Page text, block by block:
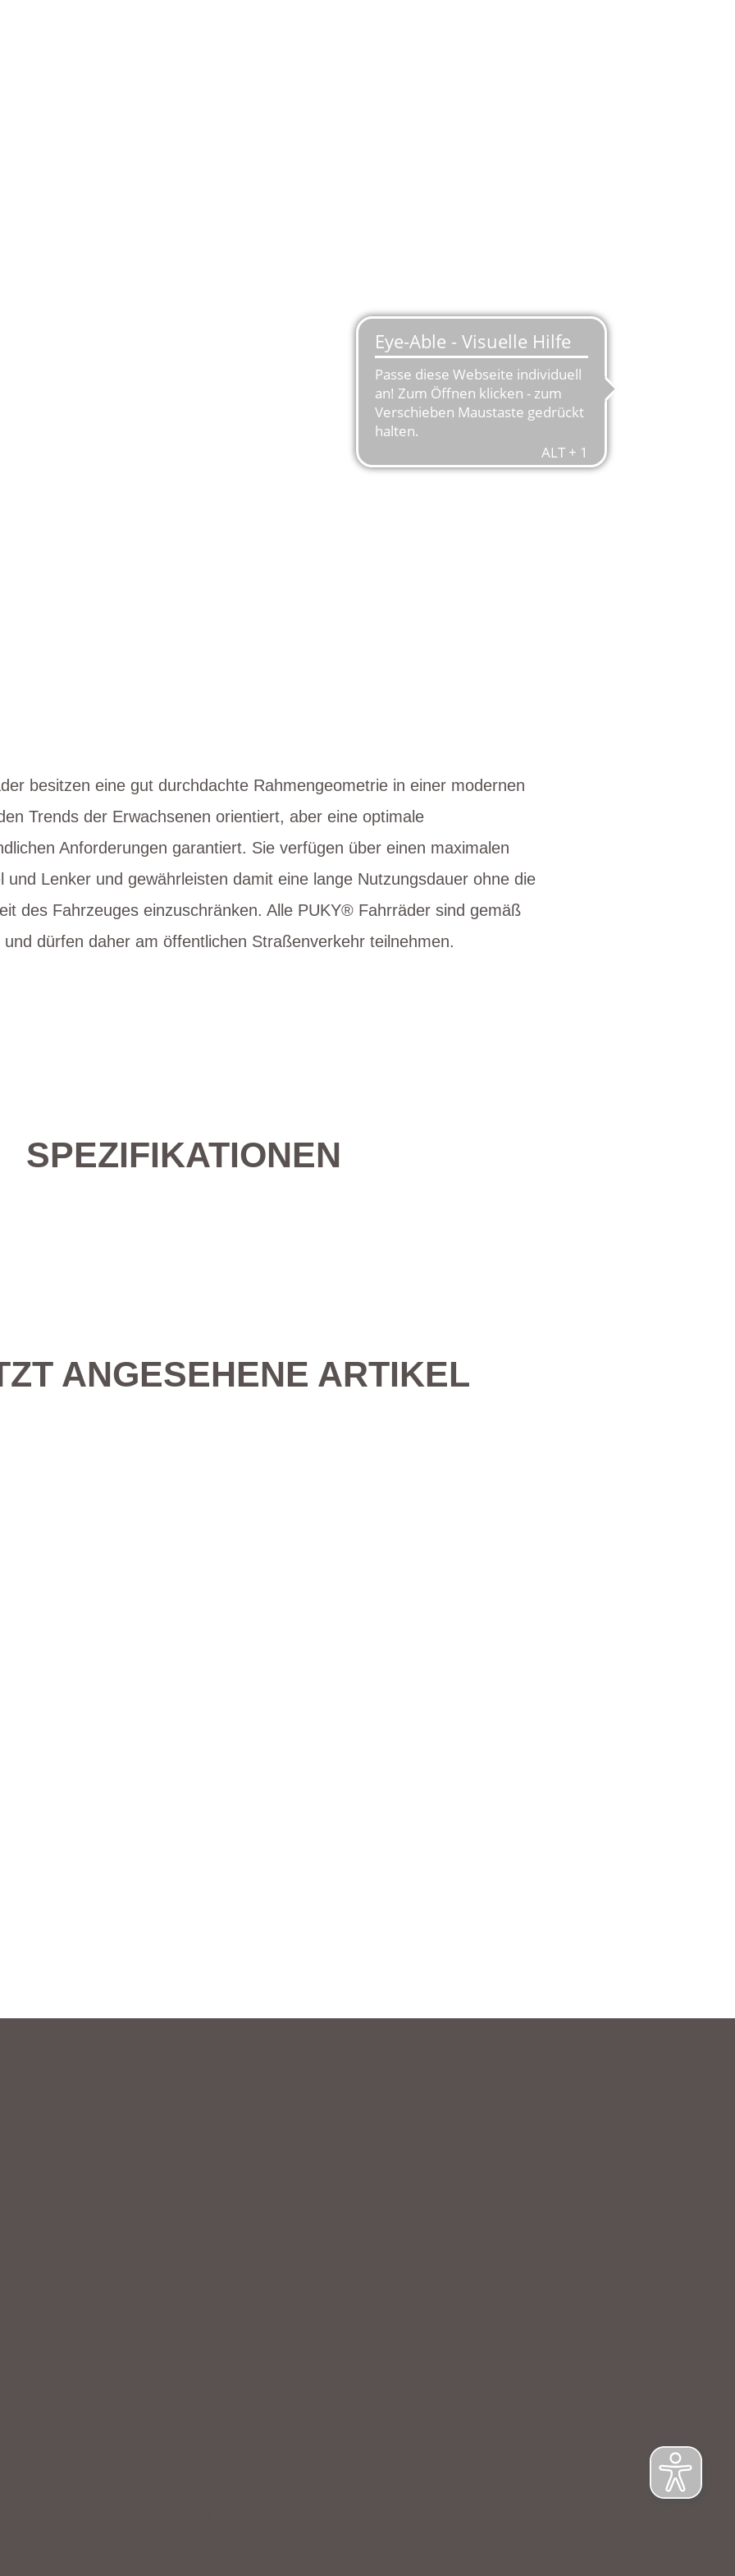
besitzen eine gut durchdachte Rahmengeometrie in einer modernen
Trends der Erwachsenen orientiert, aber eine optimale
Anforderungen garantiert. Sie verfügen über einen maximalen
und Lenker und gewährleisten damit eine lange Nutzungsdauer ohne die
des Fahrzeuges einzuschränken. Alle PUKY® Fahrräder sind gemäß
dürfen daher am öffentlichen Straßenverkehr teilnehmen.
SPEZIFIKATIONEN
ANGESEHENE ARTIKEL